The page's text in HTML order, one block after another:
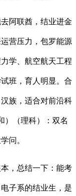
阿联酋，结业进金
营压力，包罗能源
学、航空航天工程
班，育人明显。合
族，适合对前沿科
）（理科）：双名
问。
，总结一下：能考
子系的结业生，是